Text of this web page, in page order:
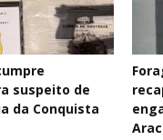
suspeito de
da Conquista